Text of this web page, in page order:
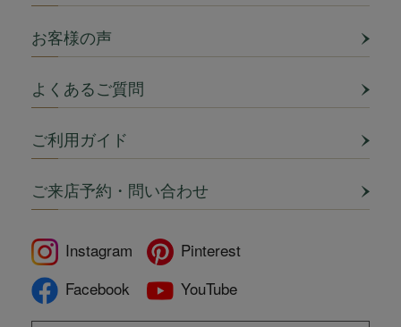
お客様の声
よくあるご質問
ご利用ガイド
ご来店予約・問い合わせ
Instagram
Pinterest
Facebook
YouTube